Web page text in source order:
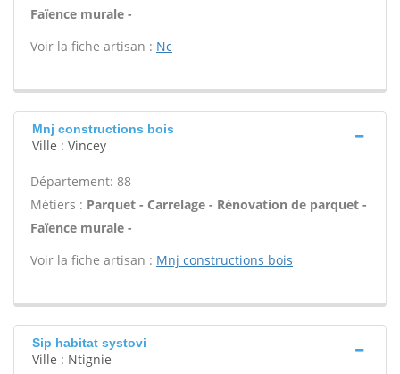
Faïence murale -
Voir la fiche artisan : Nc
Mnj constructions bois
Ville : Vincey
Département: 88
Métiers : Parquet - Carrelage - Rénovation de parquet -
Faïence murale -
Voir la fiche artisan : Mnj constructions bois
Sip habitat systovi
Ville : Ntignie